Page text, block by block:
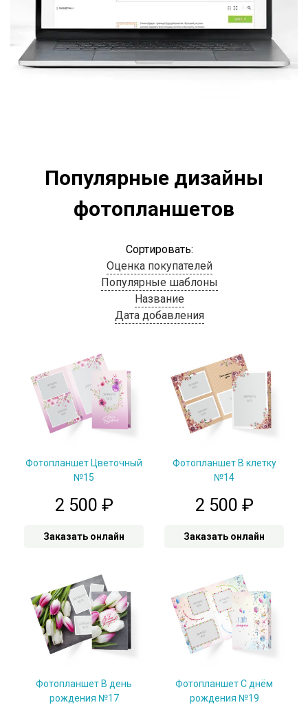
Популярные дизайны
фотопланшетов
Сортировать:
Оценка покупателей
Популярные шаблоны
Название
Дата добавления
Фотопланшет Цветочный
№15
2 500 ₽
Заказать онлайн
Фотопланшет В клетку
№14
2 500 ₽
Заказать онлайн
Фотопланшет В день
рождения №17
Фотопланшет С днём
рождения №19